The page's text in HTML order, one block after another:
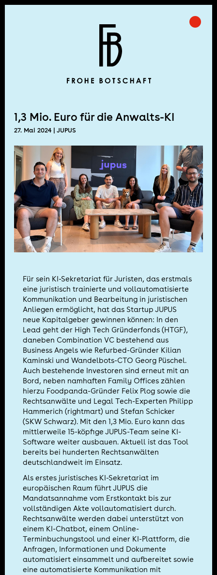
Frohe Botschaft
1,3 Mio. Euro für die Anwalts-KI
27. Mai 2024| JUPUS
Für sein KI-Sekretariat für Juristen, das erstmals
eine juristisch trainierte und vollautomatisierte
Kommunikation und Bearbeitung in juristischen
Anliegen ermöglicht, hat das Startup JUPUS
neue Kapitalgeber gewinnen können: In den
Lead geht der High Tech Gründerfonds (HTGF),
daneben Combination VC bestehend aus
Business Angels wie Refurbed-Gründer Kilian
Kaminski und Wandelbots-CTO Georg Püschel.
Auch bestehende Investoren sind erneut mit an
Bord, neben namhaften Family Offices zählen
hierzu Foodpanda-Gründer Felix Plog sowie die
Rechtsanwälte und Legal Tech-Experten Philipp
Hammerich (rightmart) und Stefan Schicker
(SKW Schwarz). Mit den 1,3 Mio. Euro kann das
mittlerweile 15-köpfige JUPUS-Team seine KI-
Software weiter ausbauen. Aktuell ist das Tool
bereits bei hunderten Rechtsanwälten
deutschlandweit im Einsatz.
Als erstes juristisches KI-Sekretariat im
europäischen Raum führt JUPUS die
Mandatsannahme vom Erstkontakt bis zur
vollständigen Akte vollautomatisiert durch.
Rechtsanwälte werden dabei unterstützt von
einem KI-Chatbot, einem Online-
Terminbuchungstool und einer KI-Plattform, die
Anfragen, Informationen und Dokumente
automatisiert einsammelt und aufbereitet sowie
eine automatisierte Kommunikation mit